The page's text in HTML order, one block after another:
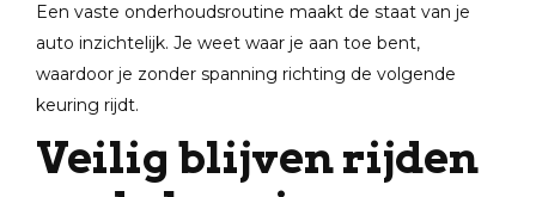
Een vaste onderhoudsroutine maakt de staat van je
auto inzichtelijk. Je weet waar je aan toe bent,
waardoor je zonder spanning richting de volgende
keuring rijdt.
Veilig blijven rijden